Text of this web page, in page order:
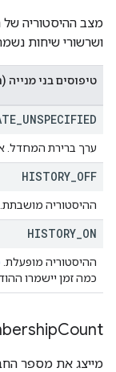
מצב ההיסטוריה של
ושרשורי שיחות
טיפוסים בני מנייה (enum)
UNSPECIFIED
ערך ברירת המחדל.
HISTORY OFF
ההיסטוריה מושבתת.
HISTORY ON
ההיסטוריה מופעלת.
כמה זמן יישמרו
Count
מייצג את מספר